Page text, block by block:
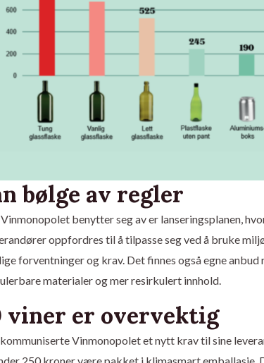
bølge av regler
benytter seg av er lanseringsplanen,
oppfordres til å tilpasse seg ved å bruke
forventninger og krav. Det finnes også egne
materialer og mer resirkulert innhold.
viner er overvektig
Vinmonopolet et nytt krav til sine